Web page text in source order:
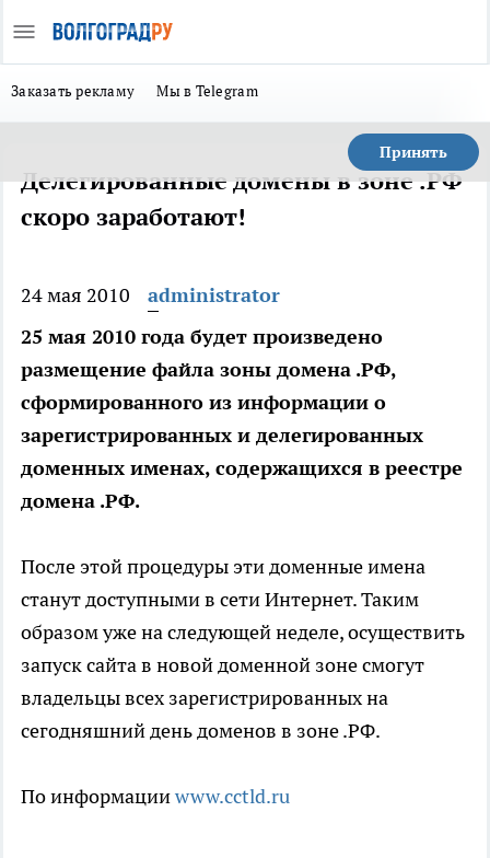
Заказать рекламу Мы в Telegram
Принять
Делегированные домены в зоне .РФ
скоро заработают!
24 мая 2010
administrator
25 мая 2010 года будет произведено
размещение файла зоны домена .РФ,
сформированного из информации о
зарегистрированных и делегированных
доменных именах, содержащихся в реестре
домена .РФ.
После этой процедуры эти доменные имена
станут доступными в сети Интернет. Таким
образом уже на следующей неделе, осуществить
запуск сайта в новой доменной зоне смогут
владельцы всех зарегистрированных на
сегодняшний день доменов в зоне .РФ.
По информацииwww.cctld.ru